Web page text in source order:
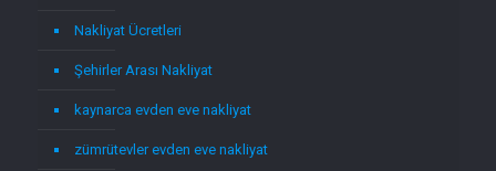
Nakliyat Ücretleri
Şehirler Arası Nakliyat
kaynarca evden eve nakliyat
zümrütevler evden eve nakliyat